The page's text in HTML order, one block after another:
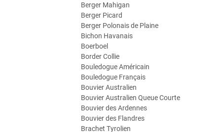
Berger Mahigan
Berger Picard
Berger Polonais de Plaine
Bichon Havanais
Boerboel
Border Collie
Bouledogue Américain
Bouledogue Français
Bouvier Australien
Bouvier Australien Queue Courte
Bouvier des Ardennes
Bouvier des Flandres
Brachet Tyrolien